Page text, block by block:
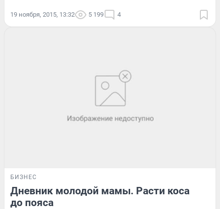
19 ноября, 2015, 13:32 5 199 4
БИЗНЕС
Дневник молодой мамы. Расти коса
до пояса